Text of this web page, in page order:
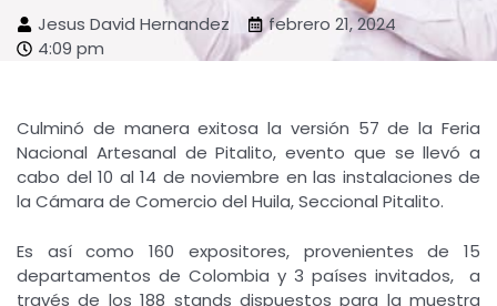
Jesus David Hernandez
febrero 21, 2024
4:09 pm
Culminó de manera exitosa la versión 57 de la Feria
Nacional Artesanal de Pitalito, evento que se llevó a
cabo del 10 al 14 de noviembre en las instalaciones de
la Cámara de Comercio del Huila, Seccional Pitalito.
Es así como 160 expositores, provenientes de 15
departamentos de Colombia y 3 países invitados, a
través de los 188 stands dispuestos para la muestra